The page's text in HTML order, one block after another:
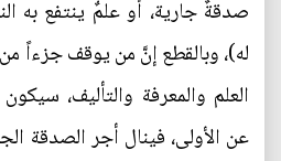
صدقةٌ جارية، أو علمٌ ينتفع به
له)، وبالقطع إنَّ من يوقف جزءاً
العلم والمعرفة والتأليف،
عن الأولى، فينال أجر الصدقة